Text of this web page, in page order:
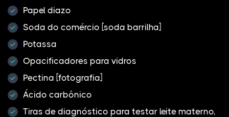
Papel diazo
Soda do comércio [soda barrilha]
Potassa
Opacificadores para vidros
Pectina [fotografia]
Ácido carbônico
Tiras de diagnóstico para testar leite materno,